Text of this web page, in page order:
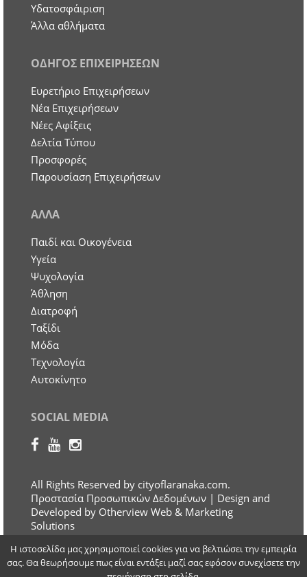
Υδατοσφάιριση
Άλλα αθλήματα
ΟΔΗΓΟΣ ΕΠΙΧΕΙΡΗΣΕΩΝ
Ευρετήριο Επιχειρήσεων
Nέα Επιχειρήσεων
Νέες Αφίξεις
Δελτία Τύπου
Προσφορές
Παρουσίαση Επιχειρήσεων
ΑΛΛΑ
Παιδί και Οικογένεια
Υγεία
Ψυχολογία
Άθληση
Διατροφή
Ταξίδι
Μόδα
Τεχνολογία
Αυτοκίνητο
SOCIAL MEDIA
All Rights Reserved by cityoflaranaka.com.
Προστασία Προσωπικών Δεδομένων | Design and
Developed by Otherview Web & Marketing
Solutions
Η ιστοσελίδα μας χρησιμοποιεί cookies για να βελτιώσει την εμπειρία
σας. Θα θεωρήσουμε πως είναι εντάξει μαζί σας εφόσον συνεχίσετε την